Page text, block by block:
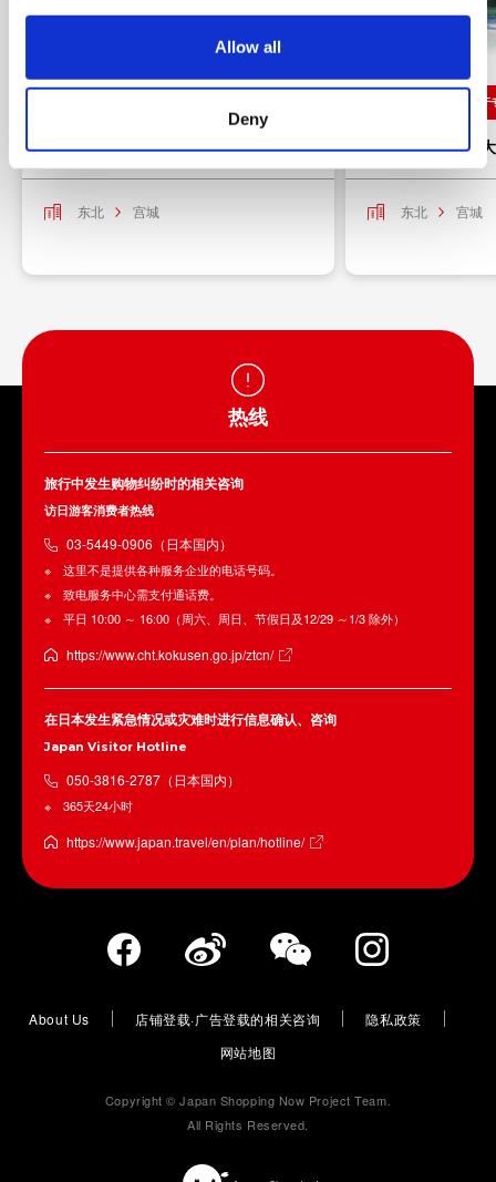
Allow all
Deny
Delifrance 仙台
东北 宫城
伴手礼・当地特
果匠三全 广濑道
东北 宫城
热线
旅行中发生购物纠纷时的相关咨询
访日游客消费者热线
03-5449-0906（日本国内）
这里不是提供各种服务企业的电话号码。
致电服务中心需支付通话费。
平日 10:00 ～ 16:00（周六、周日、节假日及12/29 ～1/3 除外）
https://www.cht.kokusen.go.jp/ztcn/
在日本发生紧急情况或灾难时进行信息确认、咨询
Japan Visitor Hotline
050-3816-2787（日本国内）
365天24小时
https://www.japan.travel/en/plan/hotline/
About Us 店铺登载·广告登载的相关咨询
隐私政策
网站地图
Copyright © Japan Shopping Now Project Team.
All Rights Reserved.